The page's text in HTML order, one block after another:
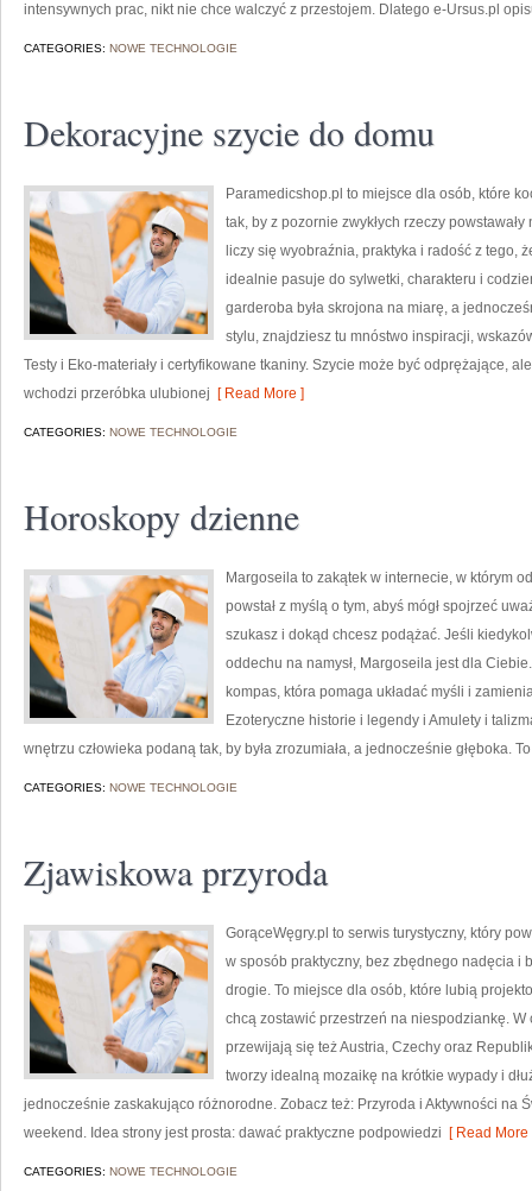
intensywnych prac, nikt nie chce walczyć z przestojem. Dlatego e-Ursus.pl
CATEGORIES: NOWE TECHNOLOGIE
Dekoracyjne szycie do domu
Paramedicshop.pl to miejsce dla osób, które
tak, by z pozornie zwykłych rzeczy
liczy się wyobraźnia, praktyka i radość z tego,
idealnie pasuje do sylwetki, charakteru i
garderoba była skrojona na miarę, a
stylu, znajdziesz tu mnóstwo inspiracji,
Testy i Eko-materiały i certyfikowane tkaniny. Szycie może być odprężające,
wchodzi przeróbka ulubionej [ Read More ]
CATEGORIES: NOWE TECHNOLOGIE
Horoskopy dzienne
Margoseila to zakątek w internecie, w którym
powstał z myślą o tym, abyś mógł spojrzeć
szukasz i dokąd chcesz podążać. Jeśli
oddechu na namysł, Margoseila jest dla
kompas, która pomaga układać myśli i
Ezoteryczne historie i legendy i Amulety i
wnętrzu człowieka podaną tak, by była zrozumiała, a jednocześnie głęboka.
CATEGORIES: NOWE TECHNOLOGIE
Zjawiskowa przyroda
GorąceWęgry.pl to serwis turystyczny, który
w sposób praktyczny, bez zbędnego nadęcia i
drogie. To miejsce dla osób, które lubią
chcą zostawić przestrzeń na niespodziankę.
przewijają się też Austria, Czechy oraz
tworzy idealną mozaikę na krótkie wypady i
jednocześnie zaskakująco różnorodne. Zobacz też: Przyroda i Aktywności na
weekend. Idea strony jest prosta: dawać praktyczne podpowiedzi [ Read More
CATEGORIES: NOWE TECHNOLOGIE